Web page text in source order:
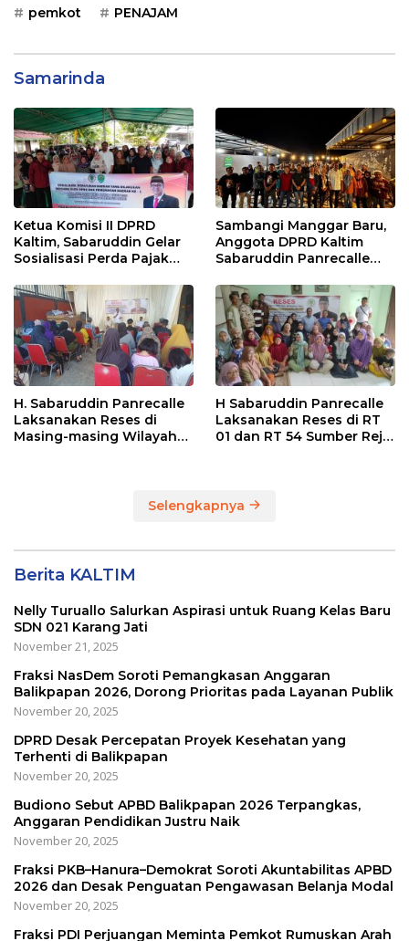
pemkot PENAJAM
Samarinda
Ketua Komisi II DPRD
Kaltim, Sabaruddin Gelar
Sosialisasi Perda Pajak
Sepinggan Raya
Balikpapan
Sambangi Manggar Baru,
Anggota DPRD Kaltim
Sabaruddin Panrecalle
Balikpapan
H. Sabaruddin Panrecalle
Laksanakan Reses di
Masing-masing Wilayah
H Sabaruddin Panrecalle
Laksanakan Reses di RT
01 dan RT 54 Sumber Rejo
Selengkapnya
Berita KALTIM
Nelly Turuallo Salurkan Aspirasi untuk Ruang Kelas Baru
SDN 021 Karang Jati
November 21, 2025
Fraksi NasDem Soroti Pemangkasan Anggaran
Balikpapan 2026, Dorong Prioritas pada Layanan Publik
November 20, 2025
DPRD Desak Percepatan Proyek Kesehatan yang
Terhenti di Balikpapan
November 20, 2025
Budiono Sebut APBD Balikpapan 2026 Terpangkas,
Anggaran Pendidikan Justru Naik
November 20, 2025
Fraksi PKB–Hanura–Demokrat Soroti Akuntabilitas APBD
2026 dan Desak Penguatan Pengawasan Belanja Modal
November 20, 2025
Fraksi PDI Perjuangan Meminta Pemkot Rumuskan Arah